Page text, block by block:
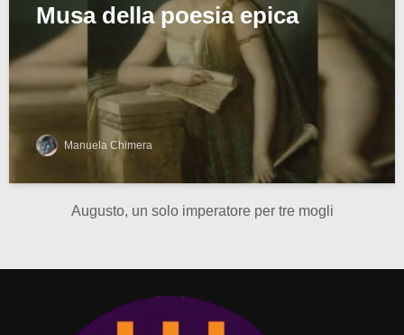
Musa della poesia epica
Manuela Chimera
Augusto, un solo imperatore per tre mogli